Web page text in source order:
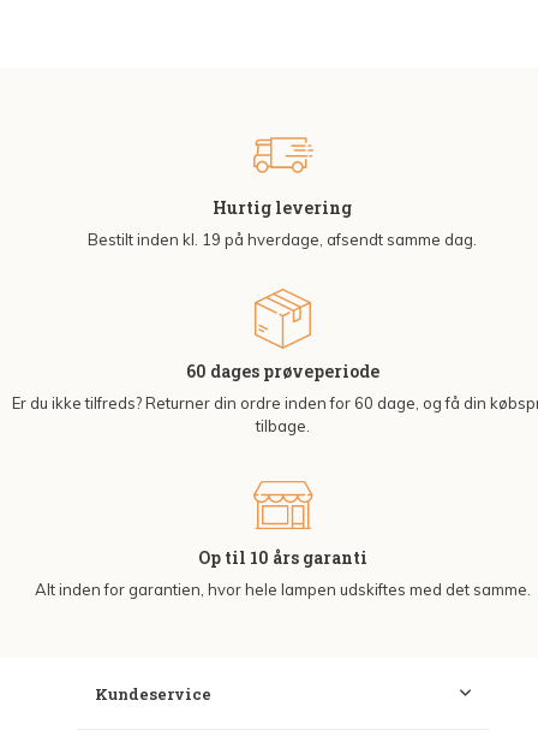
Hurtig levering
Bestilt inden kl. 19 på hverdage, afsendt samme dag.
60 dages prøveperiode
Er du ikke tilfreds? Returner din ordre inden for 60 dage, og få din
tilbage.
Op til 10 års garanti
Alt inden for garantien, hvor hele lampen udskiftes med det samme.
Kundeservice